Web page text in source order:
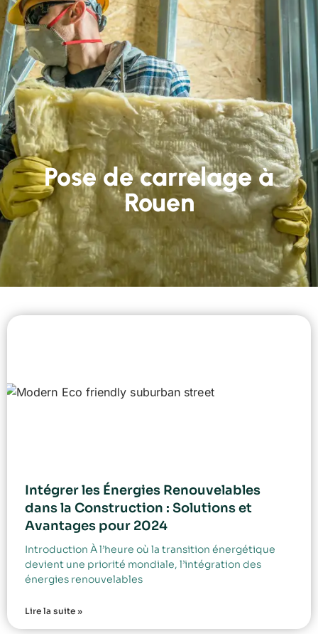
Pose de carrelage à
Rouen
Intégrer les Énergies Renouvelables
dans la Construction : Solutions et
Avantages pour 2024
Introduction À l’heure où la transition énergétique
devient une priorité mondiale, l’intégration des
énergies renouvelables
Lire la suite »